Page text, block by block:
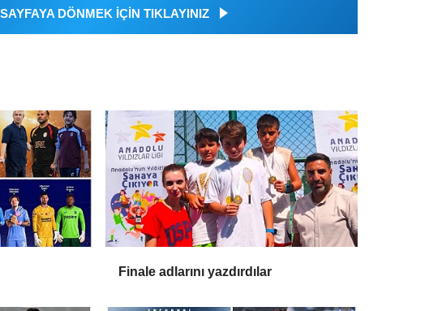
DÖNMEK İÇİN TIKLAYINIZ
Finale adlarını yazdırdılar